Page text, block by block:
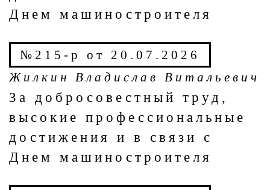
Днем машиностроителя
№215-р от 20.07.2026
Жилкин Владислав Витальевич
За добросовестный труд,
высокие профессиональные
достижения и в связи с
Днем машиностроителя